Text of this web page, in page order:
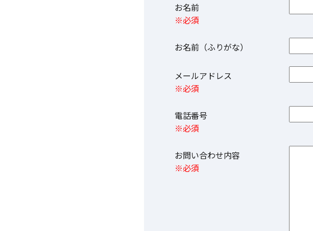
お名前
※必須
お名前（ふりがな）
メールアドレス
※必須
電話番号
※必須
お問い合わせ内容
※必須